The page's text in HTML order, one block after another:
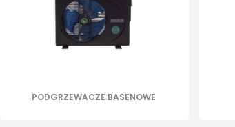
PODGRZEWACZE BASENOWE